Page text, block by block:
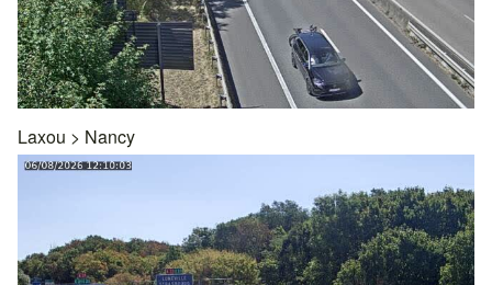
Laxou > Nancy